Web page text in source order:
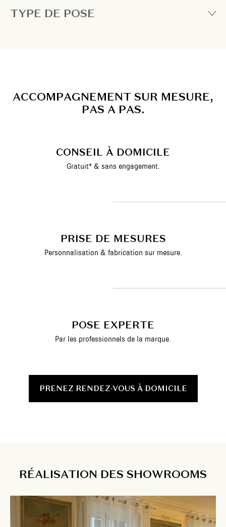
TYPE DE POSE
ACCOMPAGNEMENT SUR MESURE,
PAS A PAS.
CONSEIL À DOMICILE
Gratuit* & sans engagement.
PRISE DE MESURES
Personnalisation & fabrication sur mesure.
POSE EXPERTE
Par les professionnels de la marque.
PRENEZ RENDEZ-VOUS À DOMICILE
RÉALISATION DES SHOWROOMS